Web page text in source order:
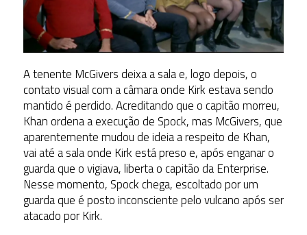
A tenente McGivers deixa a sala e, logo depois, o
contato visual com a câmara onde Kirk estava sendo
mantido é perdido. Acreditando que o capitão morreu,
Khan ordena a execução de Spock, mas McGivers, que
aparentemente mudou de ideia a respeito de Khan,
vai até a sala onde Kirk está preso e, após enganar o
guarda que o vigiava, liberta o capitão da Enterprise.
Nesse momento, Spock chega, escoltado por um
guarda que é posto inconsciente pelo vulcano após ser
atacado por Kirk.